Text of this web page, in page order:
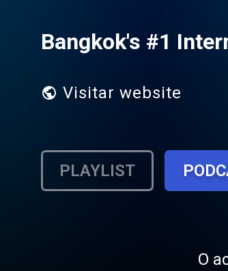
Bangkok's #1
Visitar website
PLAYLIST
O